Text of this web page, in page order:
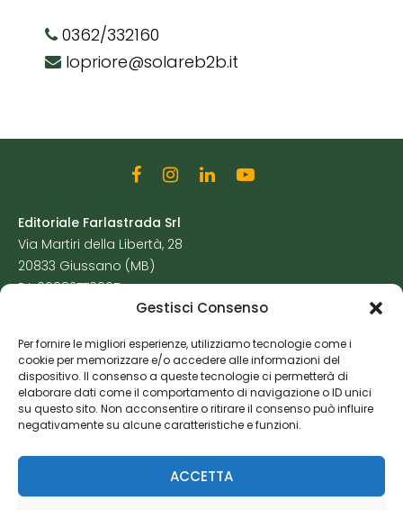
Gestisci Consenso
Per fornire le migliori esperienze, utilizziamo tecnologie come i
cookie per memorizzare e/o accedere alle informazioni del
dispositivo. Il consenso a queste tecnologie ci permetterà di
elaborare dati come il comportamento di navigazione o ID unici
su questo sito. Non acconsentire o ritirare il consenso può influire
negativamente su alcune caratteristiche e funzioni.
ACCETTA
0362/332160
lopriore@solareb2b.it
Editoriale Farlastrada Srl
Via Martiri della Libertà, 28
20833 Giussano (MB)
P.I. 06982770965
Cookie Policy
Risorse Aggiuntive